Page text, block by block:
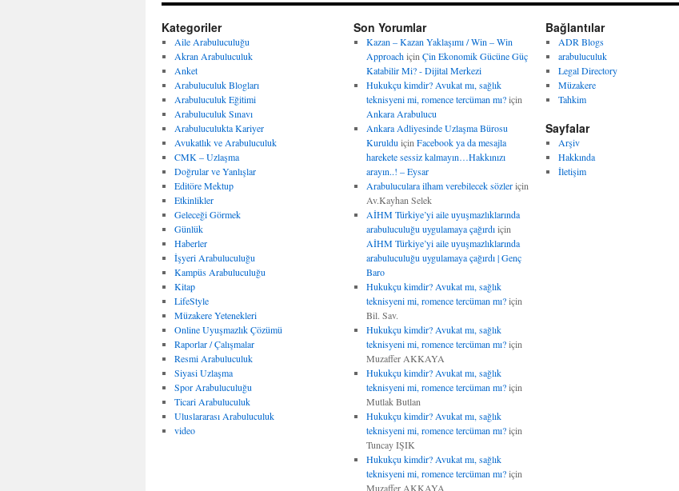
Kategoriler
Aile Arabuluculuğu
Akran Arabuluculuk
Anket
Arabuluculuk Blogları
Arabuluculuk Eğitimi
Arabuluculuk Sınavı
Arabuluculukta Kariyer
Avukatlık ve Arabuluculuk
CMK – Uzlaşma
Doğrular ve Yanlışlar
Editöre Mektup
Etkinlikler
Geleceği Görmek
Günlük
Haberler
İşyeri Arabuluculuğu
Kampüs Arabuluculuğu
Kitap
LifeStyle
Müzakere Yetenekleri
Online Uyuşmazlık Çözümü
Raporlar / Çalışmalar
Resmi Arabuluculuk
Siyasi Uzlaşma
Spor Arabuluculuğu
Ticari Arabuluculuk
Uluslararası Arabuluculuk
video
Son Yorumlar
Kazan – Kazan Yaklaşımı / Win – Win
Approachiçin Çin Ekonomik Gücüne Güç
Katabilir Mi? - Dijital Merkezi
Hukukçu kimdir? Avukat mı, sağlık
teknisyeni mi, romence tercüman mı?için
Ankara Arabulucu
Ankara Adliyesinde Uzlaşma Bürosu
Kuruldu için Facebook ya da mesajla
harekete sessiz kalmayın…Hakkınızı
arayın..! – Eysar
Arabuluculara ilham verebilecek sözleriçin
Av.Kayhan Selek
AİHM Türkiye’yi aile uyuşmazlıklarında
arabuluculuğu uygulamaya çağırdıiçin
AİHM Türkiye’yi aile uyuşmazlıklarında
arabuluculuğu uygulamaya çağırdı | Genç
Baro
Hukukçu kimdir? Avukat mı, sağlık
teknisyeni mi, romence tercüman mı?için
Bil. Sav.
Hukukçu kimdir? Avukat mı, sağlık
teknisyeni mi, romence tercüman mı?için
Muzaffer AKKAYA
Hukukçu kimdir? Avukat mı, sağlık
teknisyeni mi, romence tercüman mı?için
Mutlak Butlan
Hukukçu kimdir? Avukat mı, sağlık
teknisyeni mi, romence tercüman mı?için
Tuncay IŞIK
Hukukçu kimdir? Avukat mı, sağlık
teknisyeni mi, romence tercüman mı?için
Muzaffer AKKAYA
Bağlantılar
ADR Blogs
arabuluculuk
Legal Directory
Müzakere
Tahkim
Sayfalar
Arşiv
Hakkında
İletişim